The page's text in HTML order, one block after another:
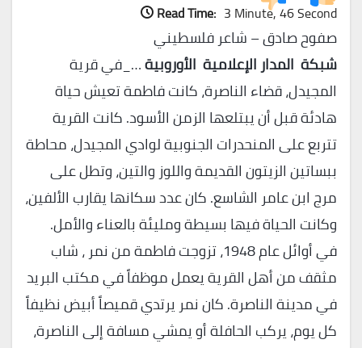
Read Time: 3 Minute, 46 Second
صفوح صادق – شاعر فلسطيني
شبكة المدار الإعلامية الأوروبية…_في قرية
المجيدل، قضاء الناصرة، كانت فاطمة تعيش حياة
هادئة قبل أن يبتلعها الزمن الأسود. كانت القرية
تتربع على المنحدرات الجنوبية لوادي المجيدل، محاطة
ببساتين الزيتون القديمة واللوز والتين، وتطل على
مرج ابن عامر الشاسع. كان عدد سكانها يقارب الألفين،
وكانت الحياة فيها بسيطة ومليئة بالعناء والأمل.
في أوائل عام 1948، تزوجت فاطمة من نمر ، شاب
مثقف من أهل القرية يعمل موظفاً في مكتب البريد
في مدينة الناصرة. كان نمر يرتدي قميصاً أبيض نظيفاً
كل يوم، يركب الحافلة أو يمشي مسافة إلى الناصرة،